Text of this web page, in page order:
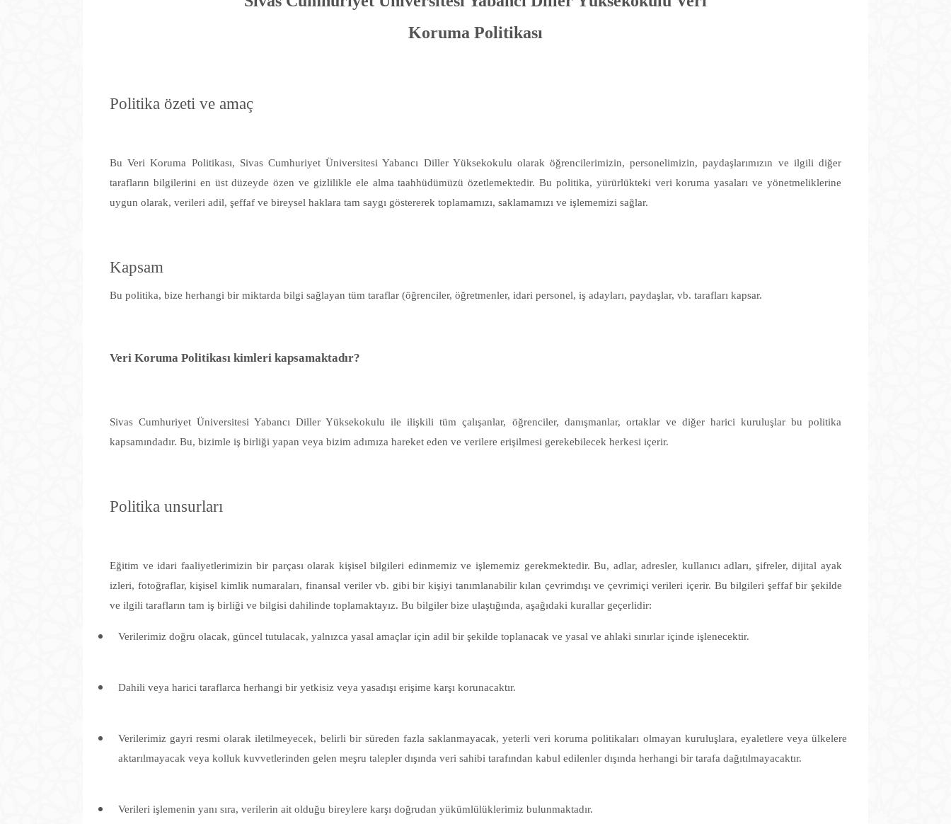
Koruma Politikası
Politika özeti ve amaç
Bu Veri Koruma Politikası, Sivas Cumhuriyet Üniversitesi Yabancı Diller Yüksekokulu olarak öğrencilerimizin, personelimizin, paydaşlarımızın ve ilgili diğer
tarafların bilgilerini en üst düzeyde özen ve gizlilikle ele alma taahhüdümüzü özetlemektedir. Bu politika, yürürlükteki veri koruma yasaları ve yönetmeliklerine
uygun olarak, verileri adil, şeffaf ve bireysel haklara tam saygı göstererek toplamamızı, saklamamızı ve işlememizi sağlar.
Kapsam
Bu politika, bize herhangi bir miktarda bilgi sağlayan tüm taraflar (öğrenciler, öğretmenler, idari personel, iş adayları, paydaşlar, vb. tarafları kapsar.
Veri Koruma Politikası kimleri kapsamaktadır?
Sivas Cumhuriyet Üniversitesi Yabancı Diller Yüksekokulu ile ilişkili tüm çalışanlar, öğrenciler, danışmanlar, ortaklar ve diğer harici kuruluşlar bu politika
kapsamındadır. Bu, bizimle iş birliği yapan veya bizim adımıza hareket eden ve verilere erişilmesi gerekebilecek herkesi içerir.
Politika unsurları
Eğitim ve idari faaliyetlerimizin bir parçası olarak kişisel bilgileri edinmemiz ve işlememiz gerekmektedir. Bu, adlar, adresler, kullanıcı adları, şifreler, dijital ayak
izleri, fotoğraflar, kişisel kimlik numaraları, finansal veriler vb. gibi bir kişiyi tanımlanabilir kılan çevrimdışı ve çevrimiçi verileri içerir. Bu bilgileri şeffaf bir şekilde
ve ilgili tarafların tam iş birliği ve bilgisi dahilinde toplamaktayız. Bu bilgiler bize ulaştığında, aşağıdaki kurallar geçerlidir:
Verilerimiz doğru olacak, güncel tutulacak, yalnızca yasal amaçlar için adil bir şekilde toplanacak ve yasal ve ahlaki sınırlar içinde işlenecektir.
Dahili veya harici taraflarca herhangi bir yetkisiz veya yasadışı erişime karşı korunacaktır.
Verilerimiz gayri resmi olarak iletilmeyecek, belirli bir süreden fazla saklanmayacak, yeterli veri koruma politikaları olmayan kuruluşlara, eyaletlere veya ülkelere
aktarılmayacak veya kolluk kuvvetlerinden gelen meşru talepler dışında veri sahibi tarafından kabul edilenler dışında herhangi bir tarafa dağıtılmayacaktır.
Verileri işlemenin yanı sıra, verilerin ait olduğu bireylere karşı doğrudan yükümlülüklerimiz bulunmaktadır.